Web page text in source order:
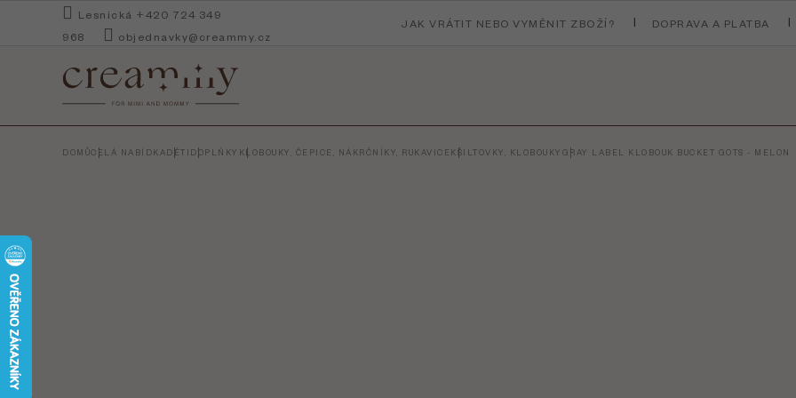
Lesnická +420 724 349
968
objednavky@creammy.cz
JAK VRÁTIT NEBO VYMĚNIT ZBOŽÍ? DOPRAVA A PLATBA
DOMŮCELÁ NABÍDKADĚTI DOPLŇKY KLOBOUKY, ČEPICE, NÁKRČNÍKY, RUKAVICE KŠILTOVKY, KLOBOUKY GRAY LABEL KLOBOUK BUCKET GOTS - MELON